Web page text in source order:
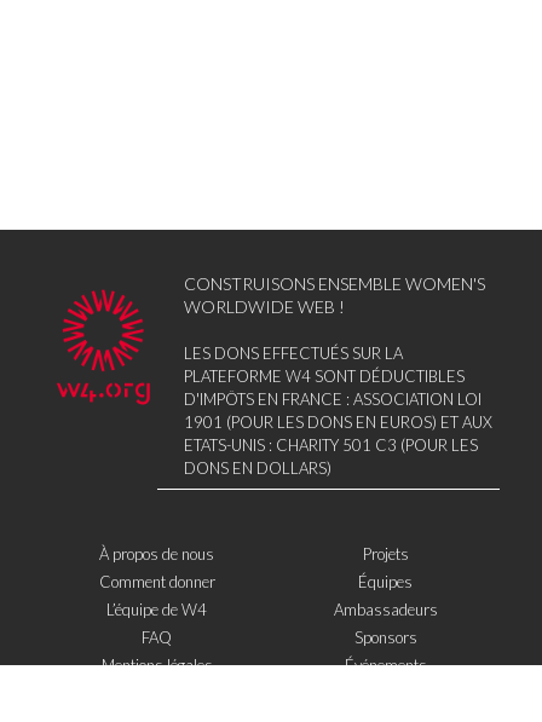
CONSTRUISONS ENSEMBLE WOMEN'S
WORLDWIDE WEB !
LES DONS EFFECTUÉS SUR LA
PLATEFORME W4 SONT DÉDUCTIBLES
D'IMPÔTS EN FRANCE : ASSOCIATION LOI
1901 (POUR LES DONS EN EUROS) ET AUX
ETATS-UNIS : CHARITY 501 C3 (POUR LES
DONS EN DOLLARS)
À propos de nous
Comment donner
L’équipe de W4
FAQ
Mentions légales
Projets
Équipes
Ambassadeurs
Sponsors
Événements